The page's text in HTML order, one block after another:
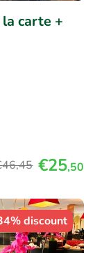
carte +
,45 €25,50
discount